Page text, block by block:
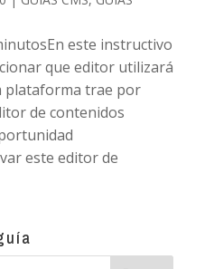
este instructivo
que editor utilizará
plataforma trae por
de contenidos
este editor de